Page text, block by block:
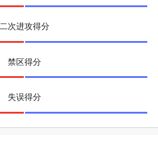
二次进攻得分
禁区得分
失误得分